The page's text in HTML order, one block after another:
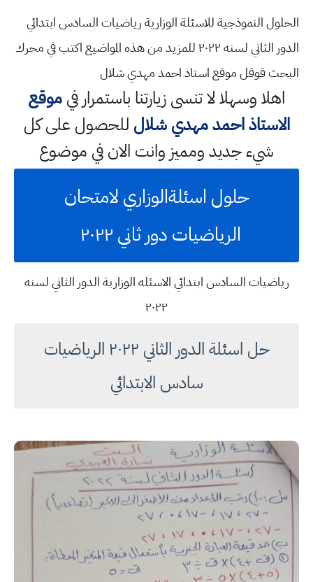
الحلول النموذجية للاسئلة الوزارية رياضيات السادس ابتدائي
الدور الثاني لسنه ٢٠٢٢ للمزيد من هذه المواضيع اكتب في محرك
البحث قوقل موقع استاذ احمد مهدي شلال
اهلا وسهلالا تنسى زيارتنا باستمرار فيموقع
الاستاذ احمد مهدي شلال للحصول على كل
شيء جديد ومميز وانت الان في موضوع
حلول اسئلةالوزاري لامتحان
الرياضيات دور ثاني ٢٠٢٢
رياضيات السادس ابتدائي الاسئله الوزارية الدور الثاني لسنه
٢٠٢٢
حل اسئلة الدور الثاني ٢٠٢٢ الرياضيات
سادس الابتدائي